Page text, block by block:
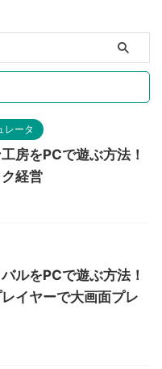
レータ
房をPCで遊ぶ方法！
経営
ルをPCで遊ぶ方法！
イヤーで大画面プレ